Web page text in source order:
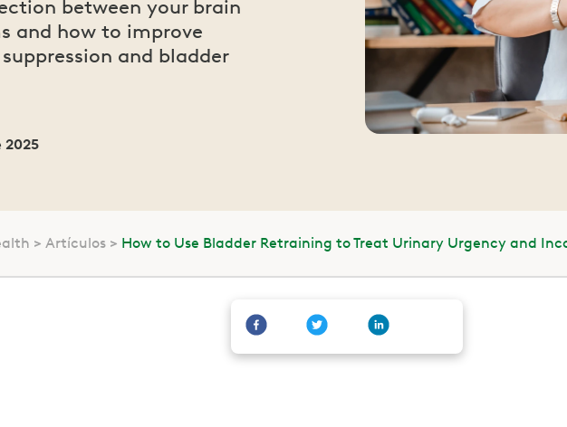
between your brain
and how to improve
and bladder
2025
Artículos How to Use Bladder Retraining to Treat Urinary Urgency and